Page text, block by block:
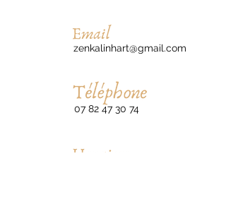
zenkalinhart@gmail.com
07 82 47 30 74